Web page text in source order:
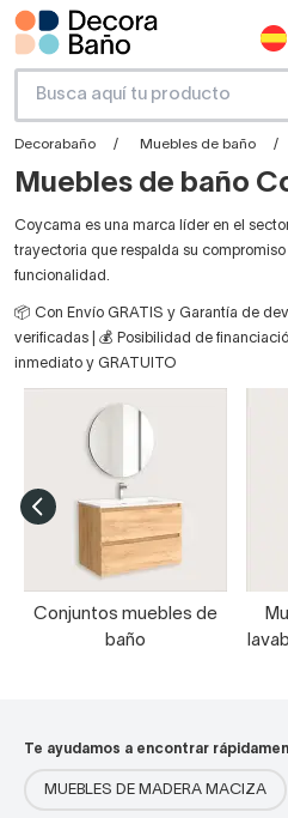
Decorabaño Muebles de baño
Muebles de baño
Coycama es una marca líder en el
trayectoria que respalda su
funcionalidad.
📦 Con Envío GRATIS y Garantía de
verificadas | 💰 Posibilidad de
inmediato y GRATUITO
Conjuntos muebles de
baño
Te ayudamos a encontrar
MUEBLES DE MADERA MACIZA